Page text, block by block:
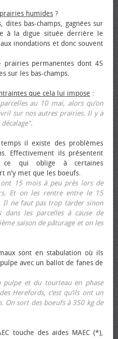
humides ?
dites bas-champs, gagnées sur
à la digue située derrière le
inondations et donc souvent
prairies permanentes dont 45
sur les bas-champs.
que cela lui impose :
au 10 mai, alors qu’on
sur nos autres prairies. Il y a
il existe des problèmes
Effectivement ils présentent
ce qui oblige à certaines
n'y met que les bœufs.
15 mois à peu près lors de
Et on les rentre entre le 15
Il ne faut pas trop tarder sinon
les parcelles à cause de
saison de pâturage et on les
sont en stabulation où ils
avec un ballot de fanes de
et du tourteau en phase
Herefords, c’est qu’ils ont un
On sort des bœufs à 350 kg de
touche des aides MAEC (*),